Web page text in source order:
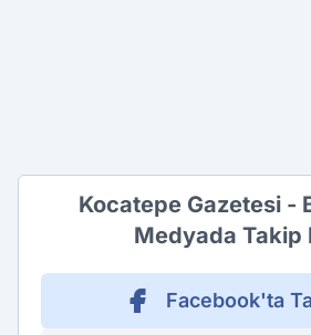
Kocatepe Gazetesi -
Medyada Takip
Facebook'ta